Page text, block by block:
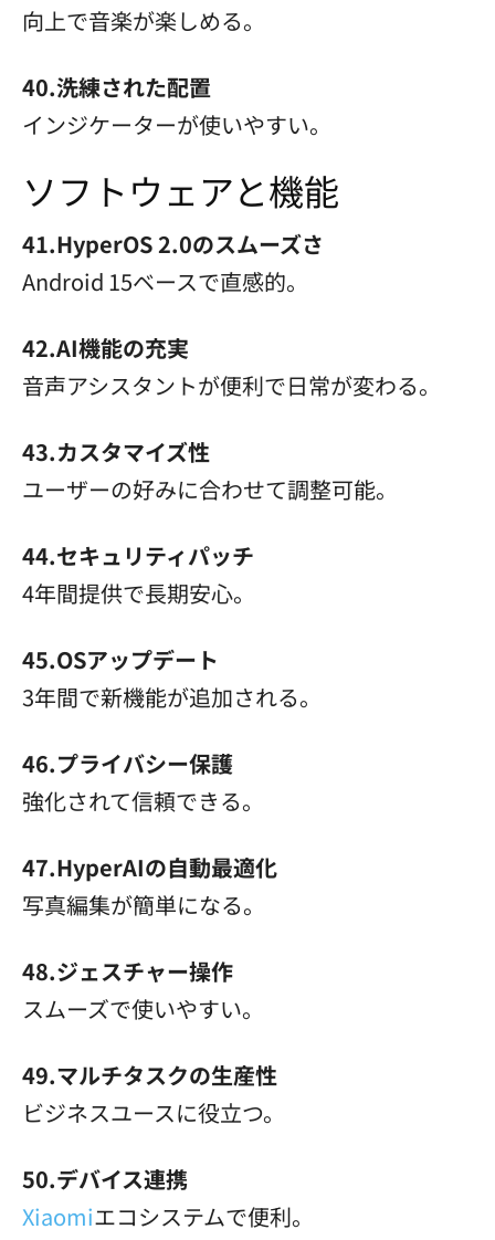
向上で音楽が楽しめる。
40.洗練された配置
インジケーターが使いやすい。
ソフトウェアと機能
41.HyperOS 2.0のスムーズさ
Android 15ベースで直感的。
42.AI機能の充実
音声アシスタントが便利で日常が変わる。
43.カスタマイズ性
ユーザーの好みに合わせて調整可能。
44.セキュリティパッチ
4年間提供で長期安心。
45.OSアップデート
3年間で新機能が追加される。
46.プライバシー保護
強化されて信頼できる。
47.HyperAIの自動最適化
写真編集が簡単になる。
48.ジェスチャー操作
スムーズで使いやすい。
49.マルチタスクの生産性
ビジネスユースに役立つ。
50.デバイス連携
Xiaomiエコシステムで便利。